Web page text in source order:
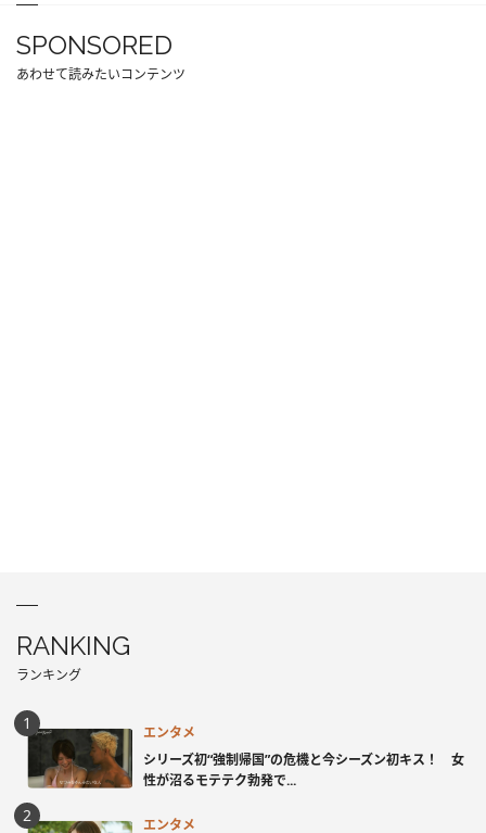
SPONSORED
あわせて読みたいコンテンツ
RANKING
ランキング
エンタメ
シリーズ初“強制帰国”の危機と今シーズン初キス！ 女
性が沼るモテテク勃発で...
エンタメ